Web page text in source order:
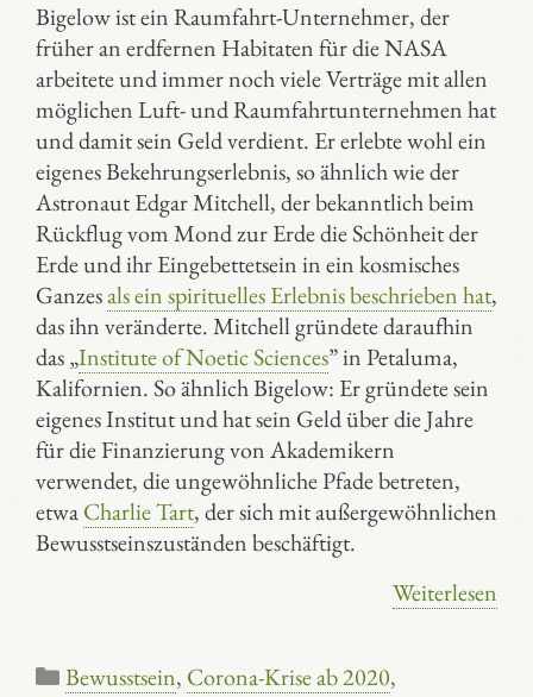
Bigelow ist ein Raumfahrt-Unternehmer, der
früher an erdfernen Habitaten für die NASA
arbeitete und immer noch viele Verträge mit allen
möglichen Luft- und Raumfahrtunternehmen hat
und damit sein Geld verdient. Er erlebte wohl ein
eigenes Bekehrungserlebnis, so ähnlich wie der
Astronaut Edgar Mitchell, der bekanntlich beim
Rückflug vom Mond zur Erde die Schönheit der
Erde und ihr Eingebettetsein in ein kosmisches
Ganzesals ein spirituelles Erlebnis beschrieben hat,
das ihn veränderte. Mitchell gründete daraufhin
das „Institute of Noetic Sciences” in Petaluma,
Kalifornien. So ähnlich Bigelow: Er gründete sein
eigenes Institut und hat sein Geld über die Jahre
für die Finanzierung von Akademikern
verwendet, die ungewöhnliche Pfade betreten,
etwaCharlie Tart, der sich mit außergewöhnlichen
Bewusstseinszuständen beschäftigt.
Weiterlesen
Kategorien
Bewusstsein, Corona-Krise ab 2020,